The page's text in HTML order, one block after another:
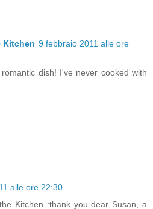
Kitchen 9 febbraio 2011 alle ore
dish! I've never cooked with
alle ore 22:30
Kitchen :thank you dear Susan, a